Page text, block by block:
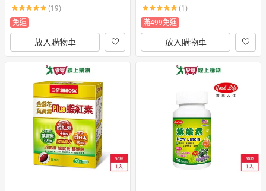
(19)
免運
放入購物車
(1)
滿499免運
放入購物車